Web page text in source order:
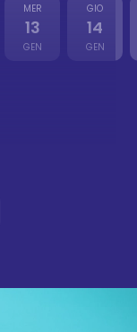
MER
13
GEN
GIO
14
GEN